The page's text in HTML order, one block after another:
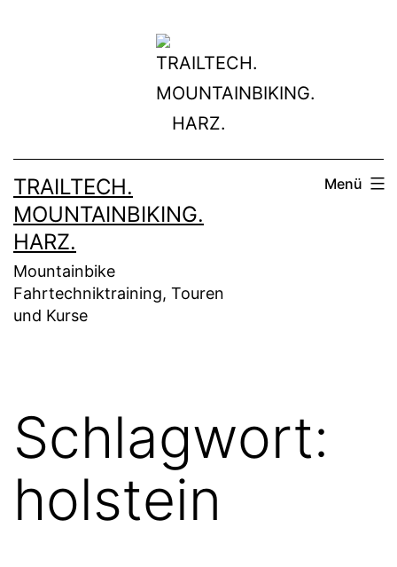
TRAILTECH.
MOUNTAINBIKING.
HARZ.
Mountainbike
Fahrtechniktraining, Touren
und Kurse
Menü
Schlagwort:
holstein